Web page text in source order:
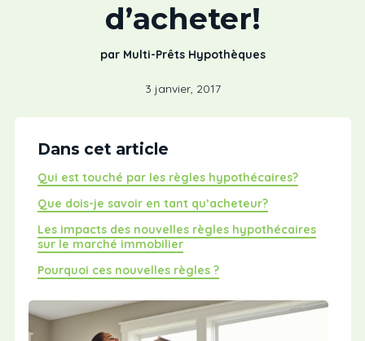
d’acheter!
par Multi-Prêts Hypothèques
3 janvier, 2017
Dans cet article
Qui est touché par les règles hypothécaires?
Que dois-je savoir en tant qu’acheteur?
Les impacts des nouvelles règles hypothécaires
sur le marché immobilier
Pourquoi ces nouvelles règles ?